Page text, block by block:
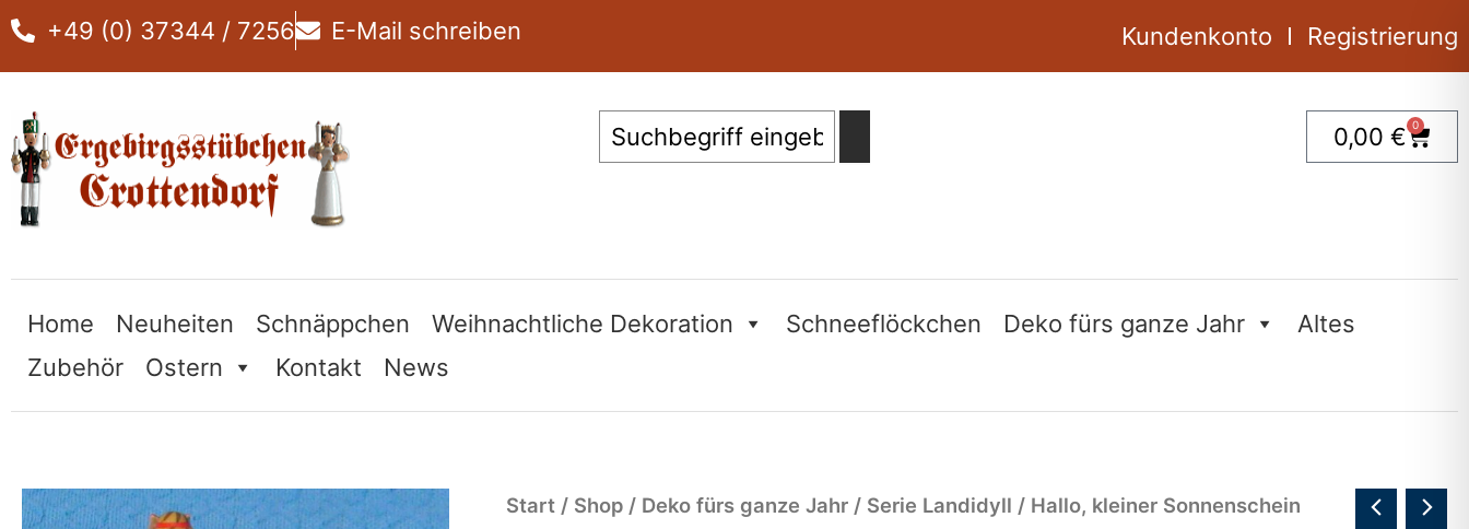
Zum
+49 (0) 37344 / 7256 E-Mail schreiben Kundenkonto Registrierung
0,00 € 0
Home Neuheiten Schnäppchen Weihnachtliche Dekoration Schneeflöckchen Deko fürs ganze Jahr
Altes
Zubehör
Ostern Kontakt News
Start / Shop / Deko fürs ganze Jahr / Serie Landidyll / Hallo, kleiner Sonnenschein
Hallo,